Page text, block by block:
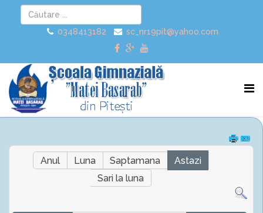
0348413182 sc_nr19pit@yahoo.com
Anul Luna Saptamana
Astazi
Sari la luna